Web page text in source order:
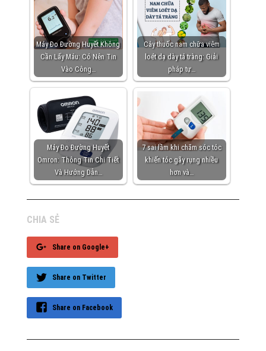
Máy Đo Đường Huyết Không
Cần Lấy Máu: Có Nên Tin
Vào Công…
Cây thuốc nam chữa viêm
loét dạ dày tá tràng: Giải
pháp tự…
Máy Đo Đường Huyết
Omron: Thông Tin Chi Tiết
Và Hướng Dẫn…
7 sai lầm khi chăm sóc tóc
khiến tóc gãy rụng nhiều
hơn và…
CHIA SẺ
Share on Google+
Share on Twitter
Share on Facebook